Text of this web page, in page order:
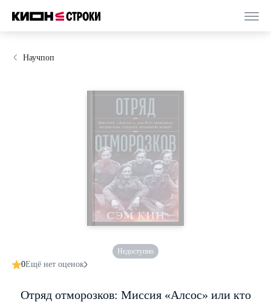
Научпоп
Недоступно
0Ещё нет оценок
Отряд отморозков: Миссия «Алсос» или кто